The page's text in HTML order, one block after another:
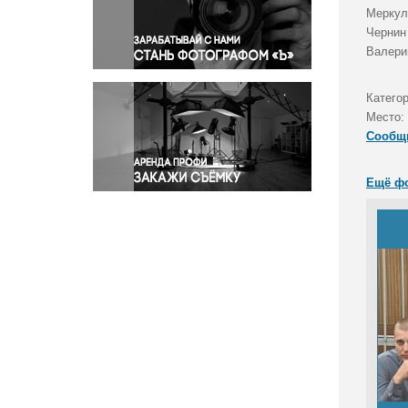
Правосудие
Происшествия и конфликты
Религия
Светская жизнь
Спорт
Экология
Экономика и бизнес
Место:
Ещё